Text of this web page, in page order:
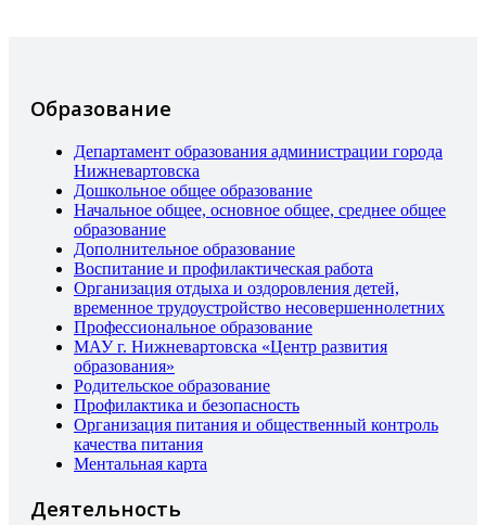
Образование
Департамент образования администрации города
Нижневартовска
Дошкольное общее образование
Начальное общее, основное общее, среднее общее
образование
Дополнительное образование
Воспитание и профилактическая работа
Организация отдыха и оздоровления детей,
временное трудоустройство несовершеннолетних
Профессиональное образование
МАУ г. Нижневартовска «Центр развития
образования»
Родительское образование
Профилактика и безопасность
Организация питания и общественный контроль
качества питания
Ментальная карта
Деятельность